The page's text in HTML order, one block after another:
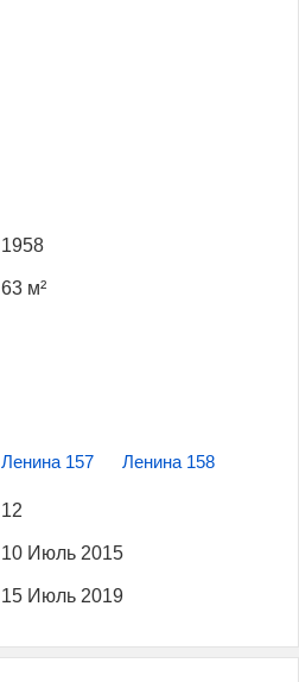
1958
63 м²
Ленина 157 Ленина 158
12
10 Июль 2015
15 Июль 2019